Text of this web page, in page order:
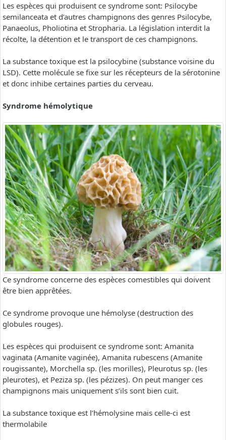
Les espèces qui produisent ce syndrome sont: Psilocybe
semilanceata et d’autres champignons des genres Psilocybe,
Panaeolus, Pholiotina et Stropharia. La législation interdit la
récolte, la détention et le transport de ces champignons.
La substance toxique est la psilocybine (substance voisine du
LSD). Cette molécule se fixe sur les récepteurs de la sérotonine
et donc inhibe certaines parties du cerveau.
Syndrome hémolytique
Ce syndrome concerne des espèces comestibles qui doivent
être bien apprêtées.
Ce syndrome provoque une hémolyse (destruction des
globules rouges).
Les espèces qui produisent ce syndrome sont: Amanita
vaginata (Amanite vaginée), Amanita rubescens (Amanite
rougissante), Morchella sp. (les morilles), Pleurotus sp. (les
pleurotes), et Peziza sp. (les pézizes). On peut manger ces
champignons mais uniquement s’ils sont bien cuit.
La substance toxique est l’hémolysine mais celle-ci est
thermolabile